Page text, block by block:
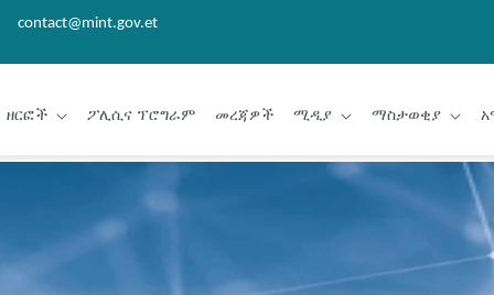
contact@mint.gov.et
ዘርፎች ፖሊሲና ፕሮግራም መረጃዎች ሚዲያ ማስታወቂያ